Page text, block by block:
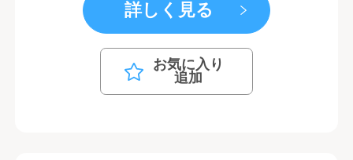
詳しく見る
お気に入り
追加